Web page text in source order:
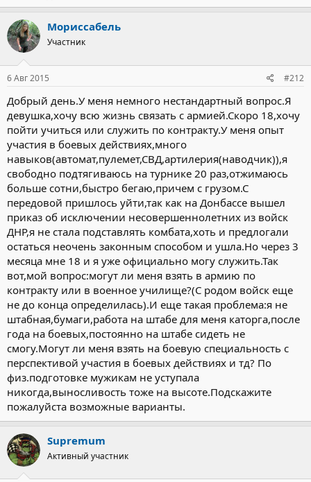
Мориссабель
Участник
6 Авг 2015 #212
Добрый день.У меня немного нестандартный вопрос.Я
девушка,хочу всю жизнь связать с армией.Скоро 18,хочу
пойти учиться или служить по контракту.У меня опыт
участия в боевых действиях,много
навыков(автомат,пулемет,СВД,артилерия(наводчик)),я
свободно подтягиваюсь на турнике 20 раз,отжимаюсь
больше сотни,быстро бегаю,причем с грузом.С
передовой пришлось уйти,так как на Донбассе вышел
приказ об исключении несовершеннолетних из войск
ДНР,я не стала подставлять комбата,хоть и предлогали
остаться неочень законным способом и ушла.Но через 3
месяца мне 18 и я уже официально могу служить.Так
вот,мой вопрос:могут ли меня взять в армию по
контракту или в военное училище?(С родом войск еще
не до конца определилась).И еще такая проблема:я не
штабная,бумаги,работа на штабе для меня каторга,после
года на боевых,постоянно на штабе сидеть не
смогу.Могут ли меня взять на боевую специальность с
перспективой участия в боевых действиях и тд? По
физ.подготовке мужикам не уступала
никогда,выносливость тоже на высоте.Подскажите
пожалуйста возможные варианты.
Supremum
Активный участник